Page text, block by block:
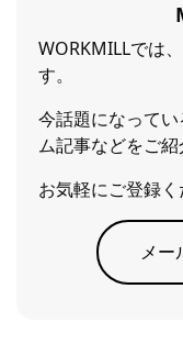
WORKMILLでは
す。
今話題になって
ム記事などをご紹
お気軽にご登録
メー